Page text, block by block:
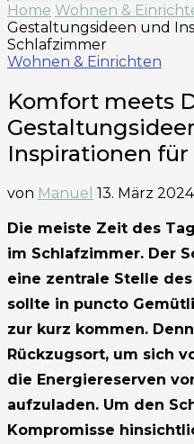
Home Wohnen &
Gestaltungsideen und
Schlafzimmer
Wohnen & Einrichten
Komfort meets
Inspirationen
von Manuel 13. März 2024
Die meiste Zeit des
im Schlafzimmer. Der
eine zentrale Stelle
sollte in puncto
zur kurz kommen.
Rückzugsort, um sich
die Energiereserven
aufzuladen. Um den
Kompromisse